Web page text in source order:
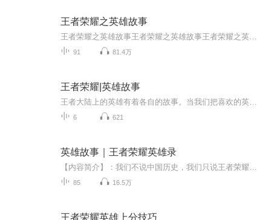
王者荣耀之英雄故事
91 81.4万
王者荣耀|英雄故事
6 621
英雄故事｜王者荣耀英雄录
85 16.5万
王者荣耀英雄上分技巧